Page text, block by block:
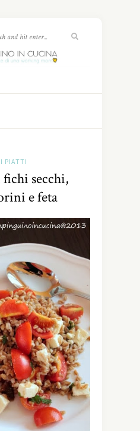
PIATTI
secchi,
e feta